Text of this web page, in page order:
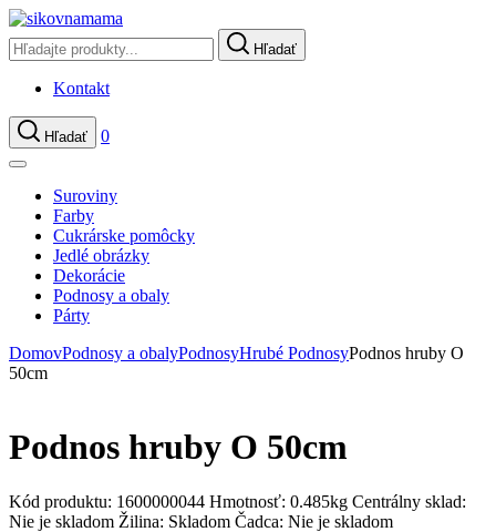
Hľadať
Kontakt
Hľadať 0
Suroviny
Farby
Cukrárske pomôcky
Jedlé obrázky
Dekorácie
Podnosy a obaly
Párty
DomovPodnosy a obalyPodnosyHrubé PodnosyPodnos hruby O
50cm
Podnos hruby O 50cm
Kód produktu: 1600000044 Hmotnosť: 0.485kg Centrálny sklad:
Nie je skladom Žilina: Skladom Čadca: Nie je skladom